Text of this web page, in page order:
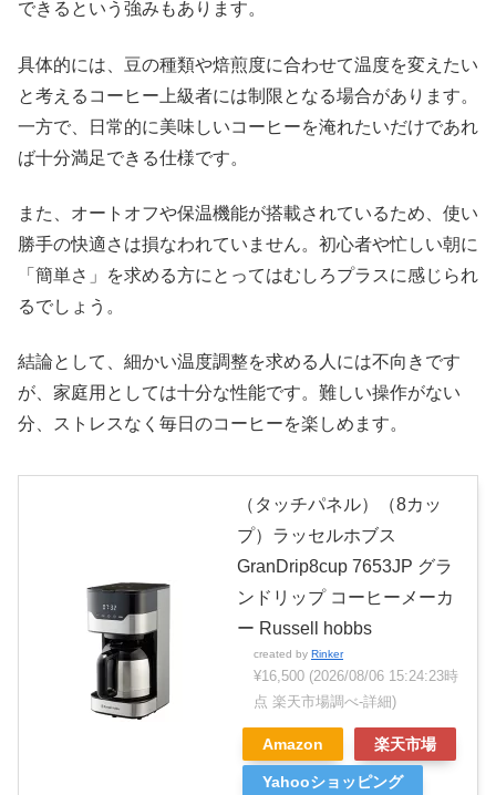
できるという強みもあります。
具体的には、豆の種類や焙煎度に合わせて温度を変えたい
と考えるコーヒー上級者には制限となる場合があります。
一方で、日常的に美味しいコーヒーを淹れたいだけであれ
ば十分満足できる仕様です。
また、オートオフや保温機能が搭載されているため、使い
勝手の快適さは損なわれていません。初心者や忙しい朝に
「簡単さ」を求める方にとってはむしろプラスに感じられ
るでしょう。
結論として、細かい温度調整を求める人には不向きです
が、家庭用としては十分な性能です。難しい操作がない
分、ストレスなく毎日のコーヒーを楽しめます。
（タッチパネル）（8カッ
プ）ラッセルホブス
GranDrip8cup 7653JP グラ
ンドリップ コーヒーメーカ
ー Russell hobbs
created by Rinker
¥16,500 (2026/08/06 15:24:23時
点 楽天市場調べ-詳細)
Amazon 楽天市場
Yahooショッピング